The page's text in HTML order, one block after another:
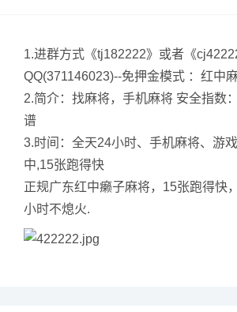
1.进群方式《tj182222》或者《
QQ(371146023)--免押金模式 ：红中
2.简介：找麻将，手机麻将 安全指数
谱
3.时间：全天24小时、手机麻将、游
中,15张跑得快
正规广东红中癞子麻将，15张跑得快
小时不熄火.